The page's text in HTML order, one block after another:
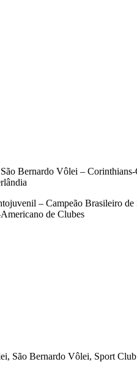
Bernardo Vôlei –
– Campeão Brasileiro
de Clubes
São Bernardo Vôlei, Sport